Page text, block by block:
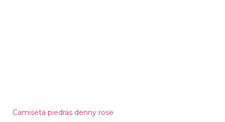
Camiseta piedras denny rose